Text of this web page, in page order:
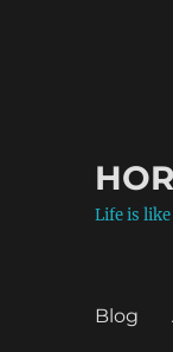
Life is
Blog